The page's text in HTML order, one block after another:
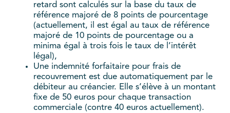
retard sont calculés sur la base du taux de
référence majoré de 8 points de pourcentage
(actuellement, il est égal au taux de référence
majoré de 10 points de pourcentage ou a
minima égal à trois fois le taux de l’intérêt
légal),
Une indemnité forfaitaire pour frais de
recouvrement est due automatiquement par le
débiteur au créancier. Elle s’élève à un montant
fixe de 50 euros pour chaque transaction
commerciale (contre 40 euros actuellement).